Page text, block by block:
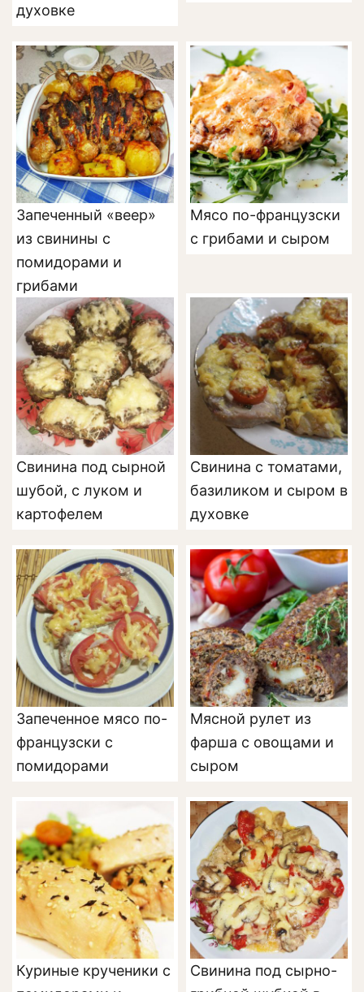
духовке
Запеченный «веер»
из свинины с
помидорами и
грибами
Мясо по-французски
с грибами и сыром
Свинина под сырной
шубой, с луком и
картофелем
Свинина с томатами,
базиликом и сыром в
духовке
Запеченное мясо по-
французски с
помидорами
Мясной рулет из
фарша с овощами и
сыром
Куриные крученики с
Свинина под сырно-